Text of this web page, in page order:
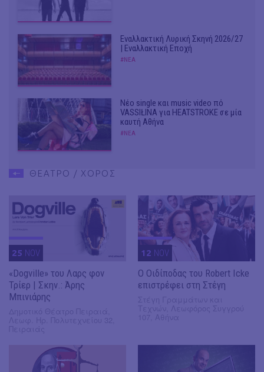
Εναλλακτική Λυρική Σκηνή 2026/27
| Εναλλακτική Εποχή
#ΝΕΑ
Νέο single και music video πό
VASSIŁINA για HEATSTROKE σε μία
καυτή Αθήνα
#ΝΕΑ
ΘΕΑΤΡΟ / ΧΟΡΟΣ
25 NOV
«Dogville» του Λαρς φον
Τρίερ | Σκην.: Άρης
Μπινιάρης
12 NOV
O Οιδίποδας του Robert Icke
επιστρέφει στη Στέγη